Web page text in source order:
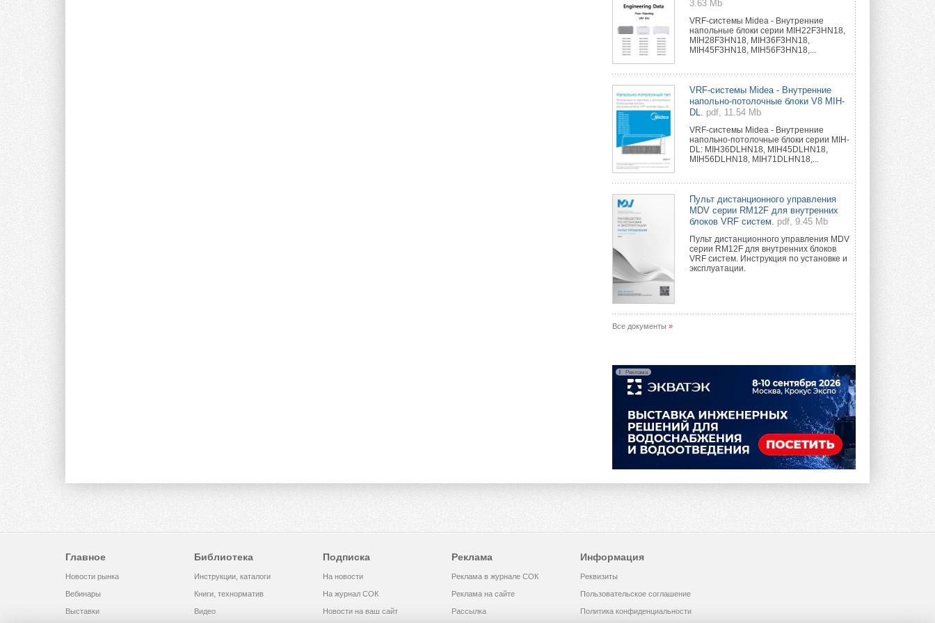
3.63 Mb
VRF-системы Midea - Внутренние
напольные блоки серии MIH22F3HN18,
MIH28F3HN18, MIH36F3HN18,
MIH45F3HN18, MIH56F3HN18,...
VRF-системы Midea - Внутренние
напольно-потолочные блоки V8 MIH-
DL.
pdf, 11.54 Mb
VRF-системы Midea - Внутренние
напольно-потолочные блоки серии MIH-
DL: MIH36DLHN18, MIH45DLHN18,
MIH56DLHN18, MIH71DLHN18,...
Пульт дистанционного управления
MDV серии RM12F для внутренних
блоков VRF систем.
pdf, 9.45 Mb
Пульт дистанционного управления MDV
серии RM12F для внутренних блоков
VRF систем. Инструкция по установке и
эксплуатации.
Все документы »
Реклама
Главное
Новости рынка
Вебинары
Выставки
Библиотека
Инструкции, каталоги
Книги, технорматив
Видео
Подписка
На новости
На журнал СОК
Новости на ваш сайт
Реклама
Реклама в журнале СОК
Реклама на сайте
Рассылка
Информация
Реквизиты
Пользовательское соглашение
Политика конфиденциальности